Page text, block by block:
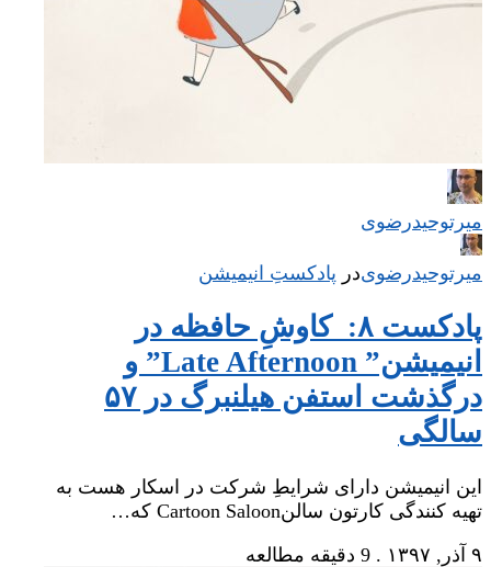
میر‌توحیدرضوی
میر‌توحیدرضویدر پادکستِ انیمیشن
پادکست ۸: کاوشِ حافظه در
انیمیشن” Late Afternoon” و
درگذشت استفن هیلنبرگ در ۵۷
سالگی
این انیمیشن دارای شرایطِ شرکت در اسکار هست به
تهیه کنندگی کارتون سالنCartoon Saloon که…
۹ آذر, ۱۳۹۷
. 9 دقیقه مطالعه